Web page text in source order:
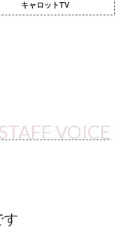
キャロットTV
STAFF VOICE
す